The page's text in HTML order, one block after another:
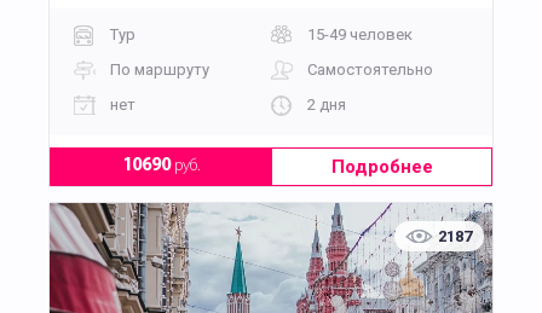
Тур
15-49 человек
По маршруту
Самостоятельно
нет
2 дня
10690руб. Подробнее
2187